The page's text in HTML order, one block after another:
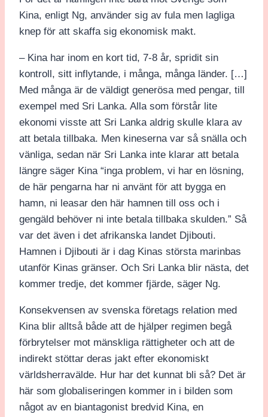
Kina, enligt Ng, använder sig av fula men lagliga
knep för att skaffa sig ekonomisk makt.
– Kina har inom en kort tid, 7-8 år, spridit sin
kontroll, sitt inflytande, i många, många länder. […]
Med många är de väldigt generösa med pengar, till
exempel med Sri Lanka. Alla som förstår lite
ekonomi visste att Sri Lanka aldrig skulle klara av
att betala tillbaka. Men kineserna var så snälla och
vänliga, sedan när Sri Lanka inte klarar att betala
längre säger Kina “inga problem, vi har en lösning,
de här pengarna har ni använt för att bygga en
hamn, ni leasar den här hamnen till oss och i
gengäld behöver ni inte betala tillbaka skulden.” Så
var det även i det afrikanska landet Djibouti.
Hamnen i Djibouti är i dag Kinas största marinbas
utanför Kinas gränser. Och Sri Lanka blir nästa, det
kommer tredje, det kommer fjärde, säger Ng.
Konsekvensen av svenska företags relation med
Kina blir alltså både att de hjälper regimen begå
förbrytelser mot mänskliga rättigheter och att de
indirekt stöttar deras jakt efter ekonomiskt
världsherravälde. Hur har det kunnat bli så? Det är
här som globaliseringen kommer in i bilden som
något av en biantagonist bredvid Kina, en